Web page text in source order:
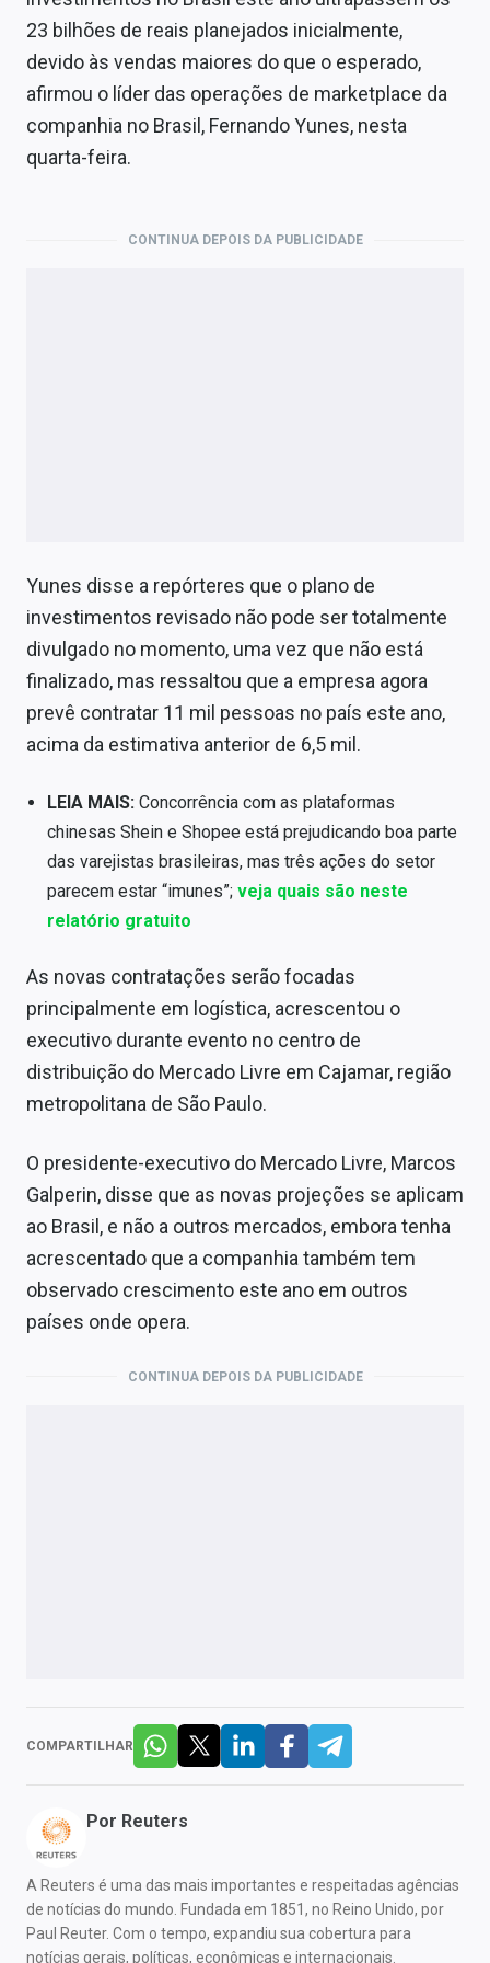
Economia
Empresas
Brasil
Política
Contato
23 bilhões de reais planejados inicialmente,
devido às vendas maiores do que o esperado,
afirmou o líder das operações de marketplace da
companhia no Brasil, Fernando Yunes, nesta
quarta-feira.
CONTINUA DEPOIS DA PUBLICIDADE
Yunes disse a repórteres que o plano de
investimentos revisado não pode ser totalmente
divulgado no momento, uma vez que não está
finalizado, mas ressaltou que a empresa agora
prevê contratar 11 mil pessoas no país este ano,
acima da estimativa anterior de 6,5 mil.
LEIA MAIS: Concorrência com as plataformas
chinesas Shein e Shopee está prejudicando boa parte
das varejistas brasileiras, mas três ações do setor
parecem estar “imunes”;veja quais são neste
relatório gratuito
As novas contratações serão focadas
principalmente em logística, acrescentou o
executivo durante evento no centro de
distribuição do Mercado Livre em Cajamar, região
metropolitana de São Paulo.
O presidente-executivo do Mercado Livre, Marcos
Galperin, disse que as novas projeções se aplicam
ao Brasil, e não a outros mercados, embora tenha
acrescentado que a companhia também tem
observado crescimento este ano em outros
países onde opera.
CONTINUA DEPOIS DA PUBLICIDADE
COMPARTILHAR
Por Reuters
A Reuters é uma das mais importantes e respeitadas agências
de notícias do mundo. Fundada em 1851, no Reino Unido, por
Paul Reuter. Com o tempo, expandiu sua cobertura para
notícias gerais, políticas, econômicas e internacionais.